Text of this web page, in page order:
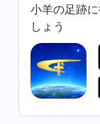
11:38
7:05
小羊の足跡
しょう